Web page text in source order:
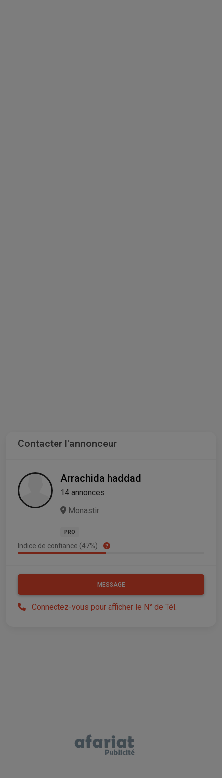
Contacter l'annonceur
Arrachida haddad
14 annonces
Monastir
PRO
Indice de confiance (47%)
MESSAGE
Connectez-vous pour afficher le N° de Tél.